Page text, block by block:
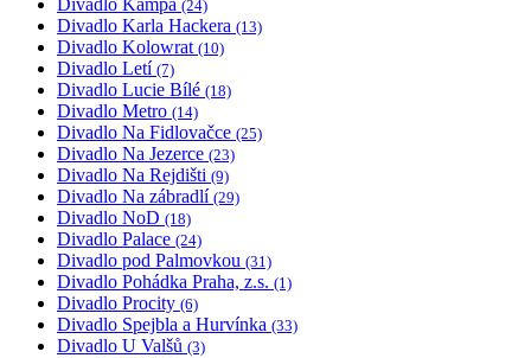
(24)
Divadlo Karla Hackera (13)
Divadlo Kolowrat (10)
Divadlo Letí (7)
Divadlo Lucie Bílé (18)
Divadlo Metro (14)
Divadlo Na Fidlovačce (25)
Divadlo Na Jezerce (23)
Divadlo Na Rejdišti (9)
Divadlo Na zábradlí (29)
Divadlo NoD (18)
Divadlo Palace (24)
Divadlo pod Palmovkou (31)
Divadlo Pohádka Praha, z.s. (1)
Divadlo Procity (6)
Divadlo Spejbla a Hurvínka (33)
Divadlo U Valšů (3)